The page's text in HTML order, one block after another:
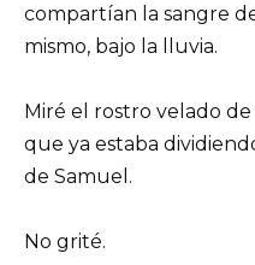
compartían la sangre
mismo, bajo la lluvia.
Miré el rostro velado
que ya estaba
de Samuel.
No grité.